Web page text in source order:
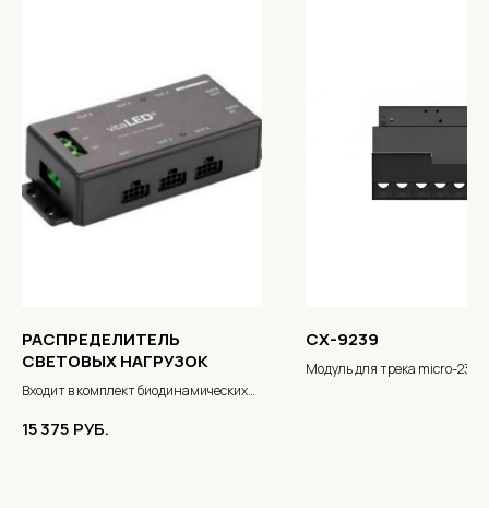
РАСПРЕДЕЛИТЕЛЬ
СВЕТОВЫХ НАГРУЗОК
Входит в комплект биодинамических
15 375 РУБ.
CX-9239
Модуль для трека micro-23